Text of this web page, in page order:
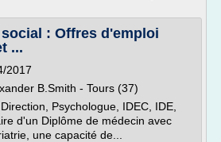
: Offres d'emploi
...
2017
B.Smith - Tours (37)
Psychologue, IDEC, IDE,
d'un Diplôme de médecin avec
une capacité de...